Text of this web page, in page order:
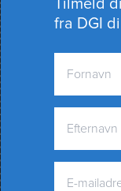
Tilmeld
fra DGI